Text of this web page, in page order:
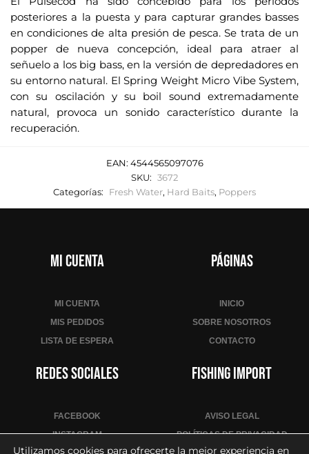
posteriores a la puesta y para capturar grandes basses
en condiciones de alta presión de pesca. Se trata de un
popper de nueva concepción, ideal para atraer al
señuelo a los big bass, en la versión de depredadores en
su entorno natural. El Spring Weight Micro Vibe System,
con su oscilación y su boil sound extremadamente
natural, provoca un sonido característico durante la
recuperación.
EAN: 4544565097076
SKU: 3672
Categorías:
Fresh Water, Hard Baits, Poppers
Mi cuenta
MI CUENTA
MIS PEDIDOS
LISTA DE ESPERA
Páginas
INICIO
SOBRE NOSOTROS
CONTACTO
Redes sociales
FACEBOOK
INSTAGRAM
Fishing Import
AVISO LEGAL
POLÍTICAS DE PRIVACIDAD
Utilizamos cookies para ofrecerte la mejor experiencia en